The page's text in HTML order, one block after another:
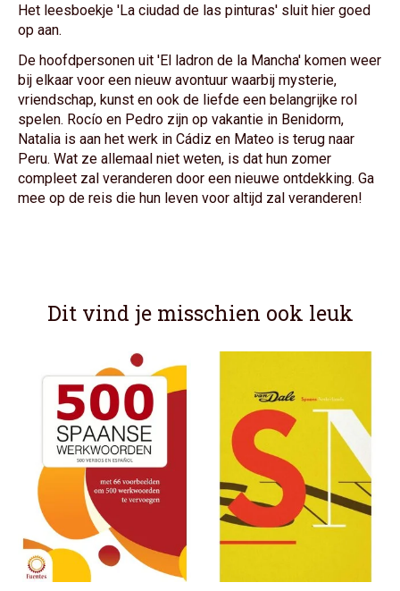
Het leesboekje 'La ciudad de las pinturas' sluit hier goed
op aan.
De hoofdpersonen uit 'El ladron de la Mancha' komen weer
bij elkaar voor een nieuw avontuur waarbij mysterie,
vriendschap, kunst en ook de liefde een belangrijke rol
spelen. Rocío en Pedro zijn op vakantie in Benidorm,
Natalia is aan het werk in Cádiz en Mateo is terug naar
Peru. Wat ze allemaal niet weten, is dat hun zomer
compleet zal veranderen door een nieuwe ontdekking. Ga
mee op de reis die hun leven voor altijd zal veranderen!
Dit vind je misschien ook leuk
Items van productcarrousel